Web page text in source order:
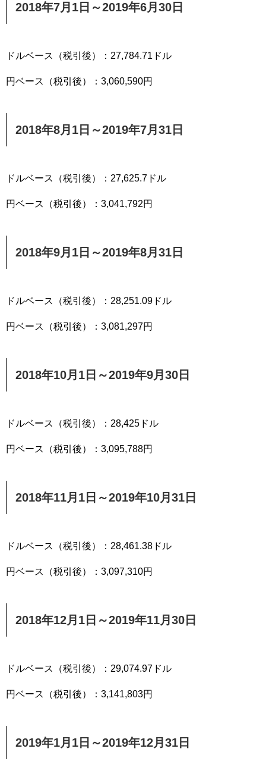
2018年7月1日～2019年6月30日
ドルベース（税引後）：27,784.71ドル
円ベース（税引後）：3,060,590円
2018年8月1日～2019年7月31日
ドルベース（税引後）：27,625.7ドル
円ベース（税引後）：3,041,792円
2018年9月1日～2019年8月31日
ドルベース（税引後）：28,251.09ドル
円ベース（税引後）：3,081,297円
2018年10月1日～2019年9月30日
ドルベース（税引後）：28,425ドル
円ベース（税引後）：3,095,788円
2018年11月1日～2019年10月31日
ドルベース（税引後）：28,461.38ドル
円ベース（税引後）：3,097,310円
2018年12月1日～2019年11月30日
ドルベース（税引後）：29,074.97ドル
円ベース（税引後）：3,141,803円
2019年1月1日～2019年12月31日